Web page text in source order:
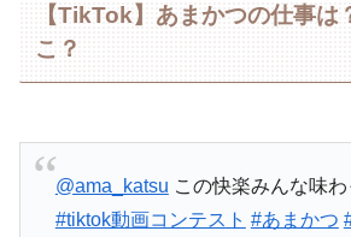
【TikTok】あまかつの仕事は
こ？
@ama_katsu この快楽みんな味わ
#tiktok動画コンテスト #あまかつ